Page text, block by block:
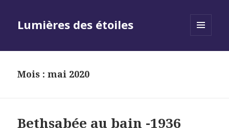
Lumières des étoiles
Mois :mai 2020
Bethsabée au bain -1936